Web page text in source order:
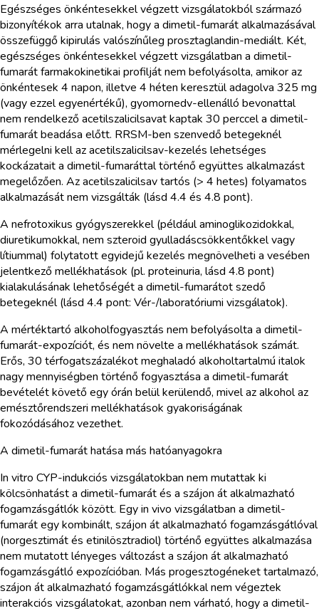
Egészséges önkéntesekkel végzett vizsgálatokból származó
bizonyítékok arra utalnak, hogy a dimetil-fumarát alkalmazásával
összefüggő kipirulás valószínűleg prosztaglandin-mediált. Két,
egészséges önkéntesekkel végzett vizsgálatban a dimetil-
fumarát farmakokinetikai profilját nem befolyásolta, amikor az
önkéntesek 4 napon, illetve 4 héten keresztül adagolva 325 mg
(vagy ezzel egyenértékű), gyomornedv-ellenálló bevonattal
nem rendelkező acetilszalicilsavat kaptak 30 perccel a dimetil-
fumarát beadása előtt. RRSM-ben szenvedő betegeknél
mérlegelni kell az acetilszalicilsav-kezelés lehetséges
kockázatait a dimetil-fumaráttal történő együttes alkalmazást
megelőzően. Az acetilszalicilsav tartós (> 4 hetes) folyamatos
alkalmazását nem vizsgálták (lásd 4.4 és 4.8 pont).
A nefrotoxikus gyógyszerekkel (például aminoglikozidokkal,
diuretikumokkal, nem szteroid gyulladáscsökkentőkkel vagy
lítiummal) folytatott egyidejű kezelés megnövelheti a vesében
jelentkező mellékhatások (pl. proteinuria, lásd 4.8 pont)
kialakulásának lehetőségét a dimetil-fumarátot szedő
betegeknél (lásd 4.4 pont: Vér-/laboratóriumi vizsgálatok).
A mértéktartó alkoholfogyasztás nem befolyásolta a dimetil-
fumarát-expozíciót, és nem növelte a mellékhatások számát.
Erős, 30 térfogatszázalékot meghaladó alkoholtartalmú italok
nagy mennyiségben történő fogyasztása a dimetil-fumarát
bevételét követő egy órán belül kerülendő, mivel az alkohol az
emésztőrendszeri mellékhatások gyakoriságának
fokozódásához vezethet.
A dimetil-fumarát hatása más hatóanyagokra
In vitro CYP-indukciós vizsgálatokban nem mutattak ki
kölcsönhatást a dimetil-fumarát és a szájon át alkalmazható
fogamzásgátlók között. Egy in vivo vizsgálatban a dimetil-
fumarát egy kombinált, szájon át alkalmazható fogamzásgátlóval
(norgesztimát és etinilösztradiol) történő együttes alkalmazása
nem mutatott lényeges változást a szájon át alkalmazható
fogamzásgátló expozícióban. Más progesztogéneket tartalmazó,
szájon át alkalmazható fogamzásgátlókkal nem végeztek
interakciós vizsgálatokat, azonban nem várható, hogy a dimetil-